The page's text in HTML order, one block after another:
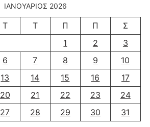
ΙΑΝΟΥΆΡΙΟΣ 2026
Τ Τ Π Π
Σ
1
2
3
6 7 8 9
10
13 14 15 16
17
20 21 22 23
24
27 28 29 30 31